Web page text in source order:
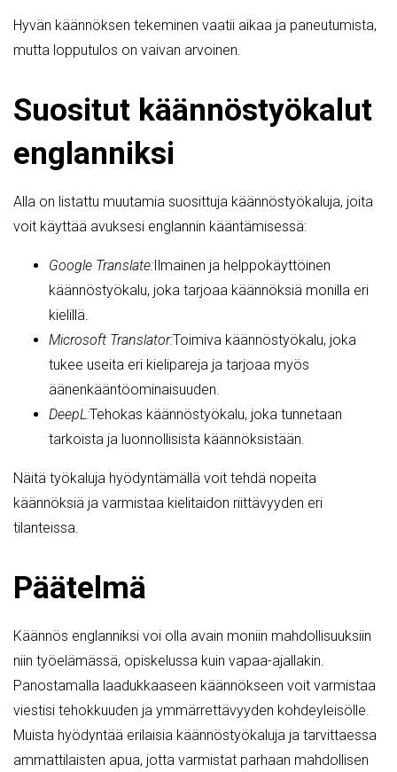
Hyvän käännöksen tekeminen vaatii aikaa ja paneutumista,
mutta lopputulos on vaivan arvoinen.
Suositut käännöstyökalut
englanniksi
Alla on listattu muutamia suosittuja käännöstyökaluja, joita
voit käyttää avuksesi englannin kääntämisessä:
Google Translate: Ilmainen ja helppokäyttöinen
käännöstyökalu, joka tarjoaa käännöksiä monilla eri
kielillä.
Microsoft Translator:Toimiva käännöstyökalu, joka
tukee useita eri kielipareja ja tarjoaa myös
äänenkääntöominaisuuden.
DeepL:Tehokas käännöstyökalu, joka tunnetaan
tarkoista ja luonnollisista käännöksistään.
Näitä työkaluja hyödyntämällä voit tehdä nopeita
käännöksiä ja varmistaa kielitaidon riittävyyden eri
tilanteissa.
Päätelmä
Käännös englanniksi voi olla avain moniin mahdollisuuksiin
niin työelämässä, opiskelussa kuin vapaa-ajallakin.
Panostamalla laadukkaaseen käännökseen voit varmistaa
viestisi tehokkuuden ja ymmärrettävyyden kohdeyleisölle.
Muista hyödyntää erilaisia käännöstyökaluja ja tarvittaessa
ammattilaisten apua, jotta varmistat parhaan mahdollisen